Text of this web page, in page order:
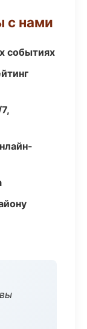
с нами
событиях